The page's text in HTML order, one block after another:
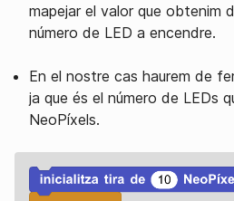
mapejar el valor que obtenim
número de LED a encendre.
En el nostre cas haurem de
ja que és el número de LEDs
NeoPíxels.